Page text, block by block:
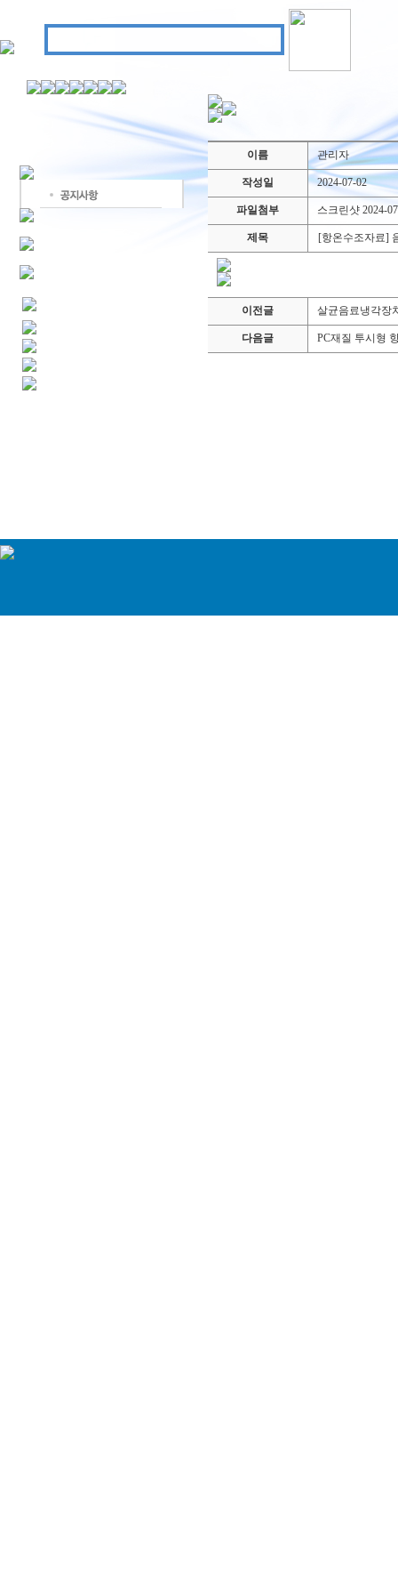
이름 관리자
작성일 2024-07-02
파일첨부 스크린샷 2024-
제목 [항온수조자료]
이전글 살균음료냉각장
다음글 PC재질 투시형